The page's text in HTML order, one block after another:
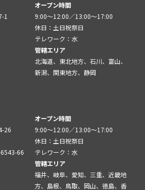
1
オープン時間
9:00～12:00／13:00～17:00
休日：土日祝祭日
テレワーク：水
管轄エリア
北海道、東北地方、石川、富山、
新潟、関東地方、静岡
26
66
オープン時間
9:00～12:00／13:00～17:00
休日：土日祝祭日
テレワーク：水
管轄エリア
福井、岐阜、愛知、三重、近畿地
方、島根、鳥取、岡山、徳島、香